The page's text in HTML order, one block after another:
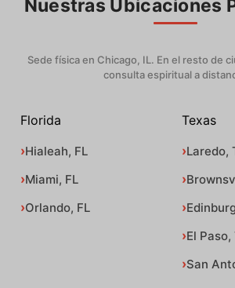
Nuestras Ubicaciones
Sede física en Chicago, IL. En el resto de
consulta espiritual a
Florida
Hialeah, FL
Miami, FL
Orlando, FL
Texas
Laredo,
El Paso,
San